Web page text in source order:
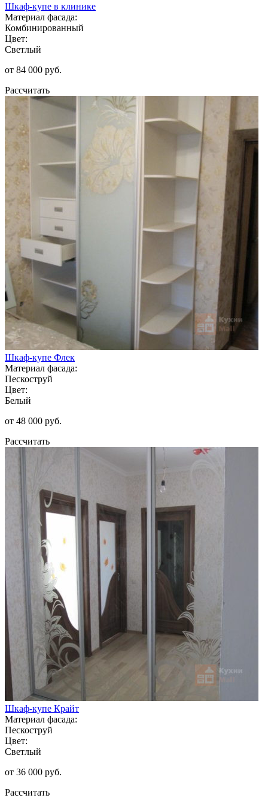
Шкаф-купе в клинике
Материал фасада:
Комбинированный
Цвет:
Светлый
от 84 000 руб.
Рассчитать
Шкаф-купе Флек
Материал фасада:
Пескоструй
Цвет:
Белый
от 48 000 руб.
Рассчитать
Шкаф-купе Крайт
Материал фасада:
Пескоструй
Цвет:
Светлый
от 36 000 руб.
Рассчитать